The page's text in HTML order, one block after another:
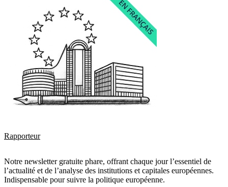
Rapporteur
Notre newsletter gratuite phare, offrant chaque jour l’essentiel de
l’actualité et de l’analyse des institutions et capitales européennes.
Indispensable pour suivre la politique européenne.